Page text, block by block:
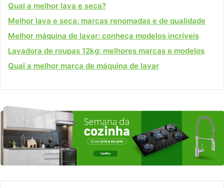
Qual a melhor lava e seca?
Melhor lava e seca: marcas renomadas e de qualidade
Melhor máquina de lavar: conheça modelos incríveis
Lavadora de roupas 12kg: melhores marcas e modelos
Qual a melhor marca de máquina de lavar